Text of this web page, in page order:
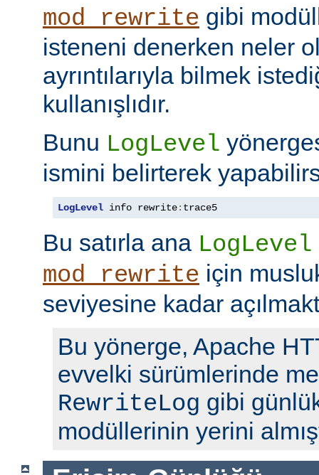
mod_rewrite gibi
isteneni denerken neler
ayrıntılarıyla bilmek
kullanışlıdır.
Bunu LogLevel
ismini belirterek
LogLevel info rewrite: trace5
Bu satırla ana LogLevel
mod_rewrite için
seviyesine kadar
Bu yönerge, Apache
evvelki sürümlerinde
RewriteLog gibi
modüllerinin yerini